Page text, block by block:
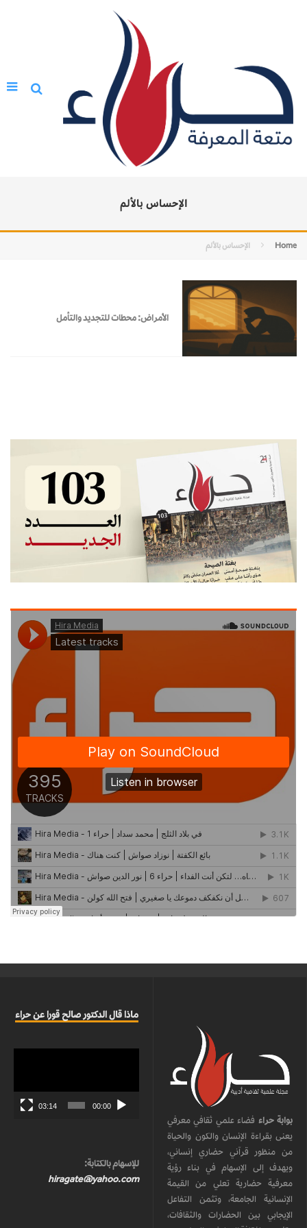
الإحساس بالألم
Home الإحساس بالألم
الأمراض: محطات للتجديد والتأمل
بوابة حراء فضاء علمي ثقافي معرفي
يعنى بقراءة الإنسان والكون والحياة
من منظور قرآني حضاري إنساني،
ويهدف إلى الإسهام في بناء رؤية
معرفية حضارية تعلي من القيمة
الإنسانية الجامعة، وتثمن التفاعل
الإيجابي بين الحضارات والثقافات،
ماذا قال الدكتور صالح قورا عن حراء
00:00
03:14
للإسهام بالكتابة:
hiragate@yahoo.com